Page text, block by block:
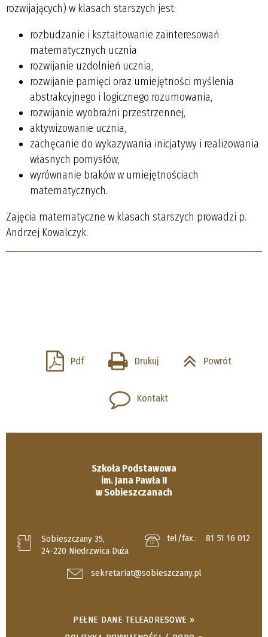
rozwijających) w klasach starszych jest:
rozbudzanie i kształtowanie zainteresowań
matematycznych ucznia
rozwijanie uzdolnień ucznia,
rozwijanie pamięci oraz umiejętności myślenia
abstrakcyjnego i logicznego rozumowania,
rozwijanie wyobraźni przestrzennej,
aktywizowanie ucznia,
zachęcanie do wykazywania inicjatywy i realizowania
własnych pomysłów,
wyrównanie braków w umiejętnościach
matematycznych.
Zajęcia matematyczne w klasach starszych prowadzi p.
Andrzej Kowalczyk.
Pdf Drukuj Powrót
Kontakt
Szkoła Podstawowa
im. Jana Pawła II
w Sobieszczanach
Sobieszczany 35,
24-220 Niedrzwica Duża
tel/fax.: 81 51 16 012
sekretariat@sobieszczany.pl
PEŁNE DANE TELEADRESOWE »